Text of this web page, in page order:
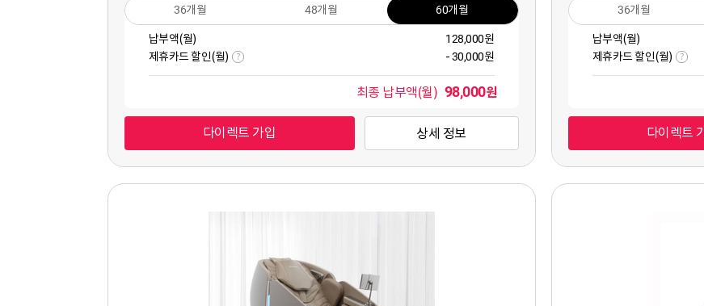
36개월 48개월 60개월
납부액(월)
128,000원
제휴카드 할인(월)
? -30,000원
최종 납부액(월) 98,000원
다이렉트 가입 상세 정보
36개월
납부액(월)
제휴카드 할인(월)
?
다이렉트